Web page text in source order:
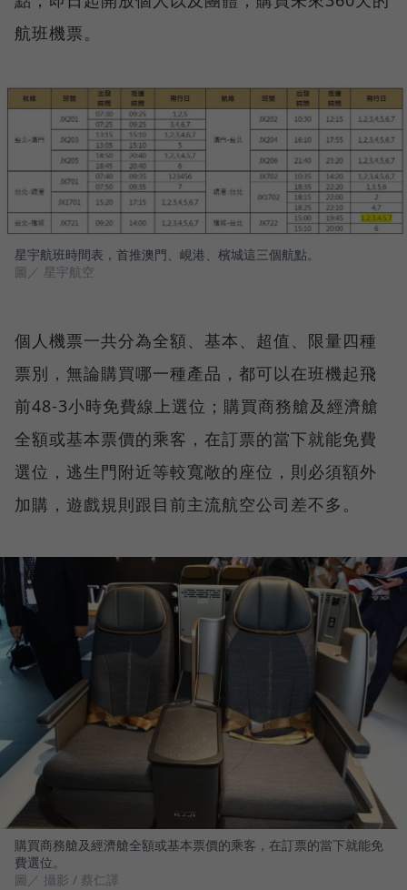
航班機票。
星宇航班時間表，首推澳門、峴港、檳城這三個航點。
圖／ 星宇航空
個人機票一共分為全額、基本、超值、限量四種
票別，無論購買哪一種產品，都可以在班機起飛
前48-3小時免費線上選位；購買商務艙及經濟艙
全額或基本票價的乘客，在訂票的當下就能免費
選位，逃生門附近等較寬敞的座位，則必須額外
加購，遊戲規則跟目前主流航空公司差不多。
購買商務艙及經濟艙全額或基本票價的乘客，在訂票的當下就能免
費選位。
圖／ 攝影 / 蔡仁譯